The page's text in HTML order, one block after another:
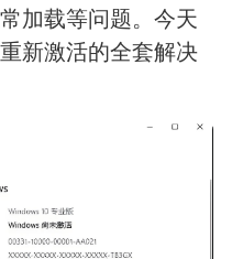
加载等问题。今天
新激活的全套解决